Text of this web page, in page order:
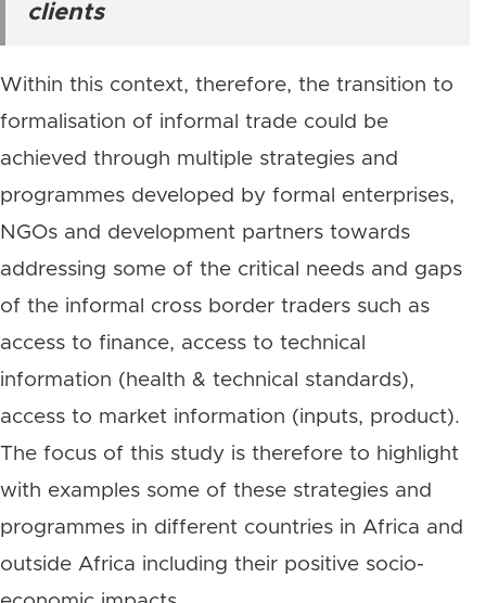
clients
Within this context, therefore, the transition to
formalisation of informal trade could be
achieved through multiple strategies and
programmes developed by formal enterprises,
NGOs and development partners towards
addressing some of the critical needs and gaps
of the informal cross border traders such as
access to finance, access to technical
information (health & technical standards),
access to market information (inputs, product).
The focus of this study is therefore to highlight
with examples some of these strategies and
programmes in different countries in Africa and
outside Africa including their positive socio-